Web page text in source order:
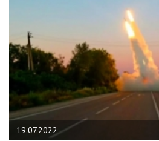
19.07.2022